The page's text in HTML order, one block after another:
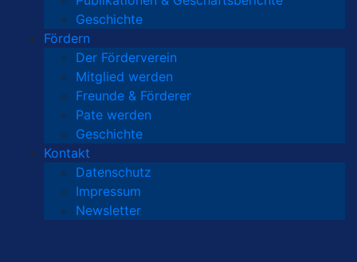
Geschichte
Fördern
Der Förderverein
Mitglied werden
Freunde & Förderer
Pate werden
Geschichte
Kontakt
Datenschutz
Impressum
Newsletter